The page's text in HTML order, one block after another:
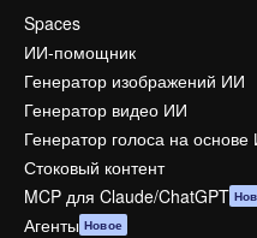
Spaces
ИИ-помощник
Генератор изображений ИИ
Генератор видео ИИ
Генератор голоса на
Стоковый контент
MCP для Claude/ChatGPT
Агенты Новое